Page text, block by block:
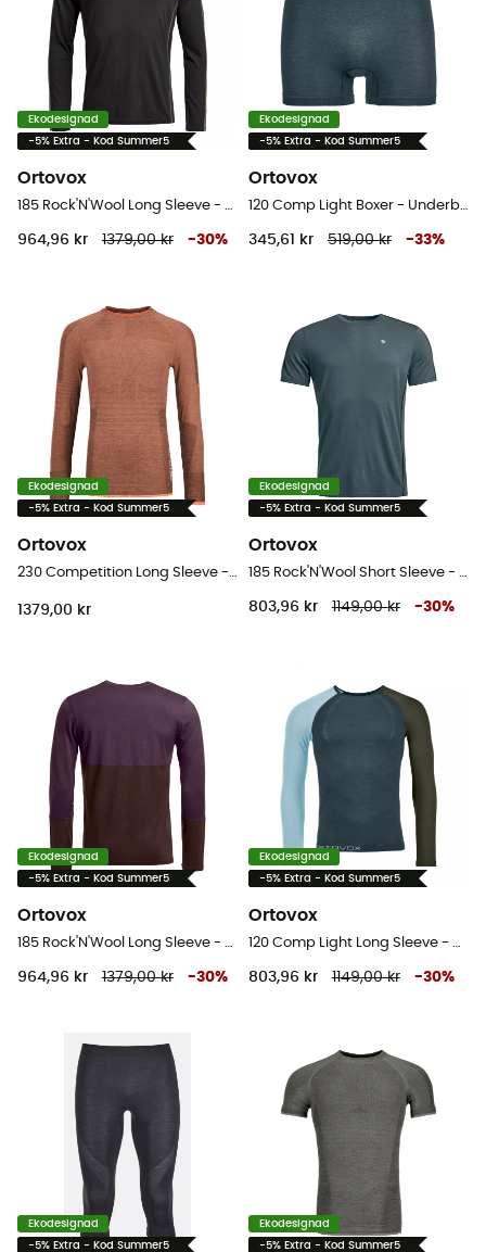
Ekodesignad
-5% Extra - Kod Summer5
Ortovox
185 Rock'N'Wool Long Sleeve - Underställ Herr
964,96 kr 1379,00 kr -30%
Ekodesignad
-5% Extra - Kod Summer5
Ortovox
120 Comp Light Boxer - Underbyxa
345,61 kr 519,00 kr -33%
Ekodesignad
-5% Extra - Kod Summer5
Ortovox
230 Competition Long Sleeve - Underställ Dam
1379,00 kr
Ekodesignad
-5% Extra - Kod Summer5
Ortovox
185 Rock'N'Wool Short Sleeve - Underställ merinoull - Herr
803,96 kr 1149,00 kr -30%
Ekodesignad
-5% Extra - Kod Summer5
Ortovox
185 Rock'N'Wool Long Sleeve - Underställ Herr
964,96 kr 1379,00 kr -30%
Ekodesignad
-5% Extra - Kod Summer5
Ortovox
120 Comp Light Long Sleeve - Underställ merinoull Herr
803,96 kr 1149,00 kr -30%
Ekodesignad
-5% Extra - Kod Summer5
Ekodesignad
-5% Extra - Kod Summer5